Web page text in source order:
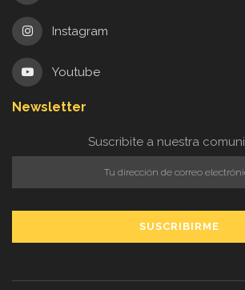
Instagram
Youtube
Newsletter
Suscribite a nuestra